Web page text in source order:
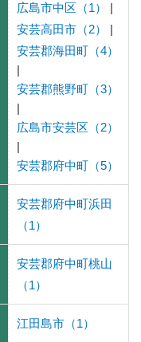
広島市中区（1）
|
安芸高田市（2）
|
安芸郡海田町（4）
|
安芸郡熊野町（3）
|
広島市安芸区（2）
|
安芸郡府中町（5）
安芸郡府中町浜田
（1）
安芸郡府中町桃山
（1）
江田島市（1）